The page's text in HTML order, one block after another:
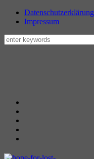
Datenschutzerklärung
Impressum